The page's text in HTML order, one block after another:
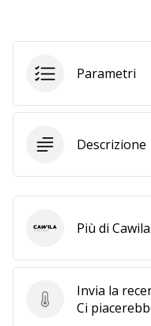
Parametri
Descrizione
Invia la
Invia la
Ci
CawilaPiù di Cawila